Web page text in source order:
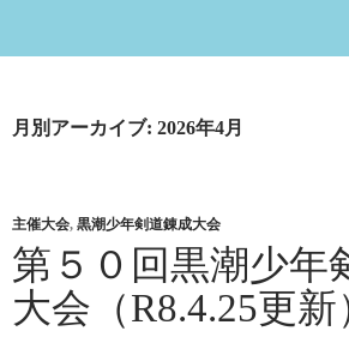
月別アーカイブ: 2026年4月
主催大会, 黒潮少年剣道錬成大会
第５０回黒潮少年
大会（R8.4.25更新